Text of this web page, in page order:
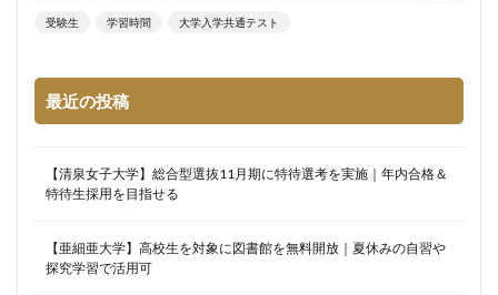
受験生 学習時間 大学入学共通テスト
最近の投稿
【清泉女子大学】総合型選抜11月期に特待選考を実施｜年内合格＆
特待生採用を目指せる
【亜細亜大学】高校生を対象に図書館を無料開放｜夏休みの自習や
探究学習で活用可